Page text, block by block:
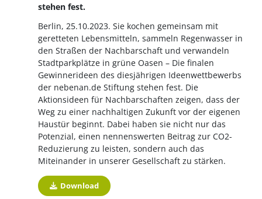
stehen fest.
Berlin, 25.10.2023. Sie kochen gemeinsam mit
geretteten Lebensmitteln, sammeln Regenwasser in
den Straßen der Nachbarschaft und verwandeln
Stadtparkplätze in grüne Oasen – Die finalen
Gewinnerideen des diesjährigen Ideenwettbewerbs
der nebenan.de Stiftung stehen fest. Die
Aktionsideen für Nachbarschaften zeigen, dass der
Weg zu einer nachhaltigen Zukunft vor der eigenen
Haustür beginnt. Dabei haben sie nicht nur das
Potenzial, einen nennenswerten Beitrag zur CO2-
Reduzierung zu leisten, sondern auch das
Miteinander in unserer Gesellschaft zu stärken.
Download